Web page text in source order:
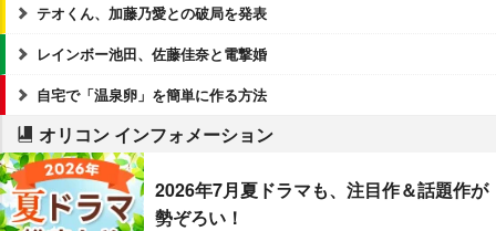
テオくん、加藤乃愛との破局を発表
レインボー池田、佐藤佳奈と電撃婚
自宅で「温泉卵」を簡単に作る方法
オリコン インフォメーション
2026年7月夏ドラマも、注目作＆話題作が
勢ぞろい！